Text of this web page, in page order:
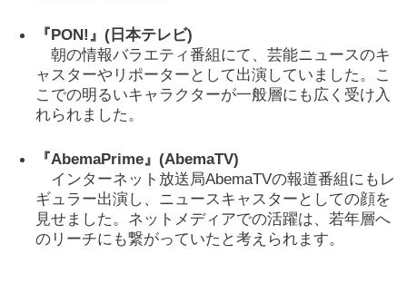
『PON!』( 日本テレビ)
朝の情報バラエティ番組にて、 芸能ニュースのキ
ャスターや リポーター として出演 してい ま した。 こ
こ での明るいキャラクターが一般層に も広 く 受け入
れられま した。
『AbemaPrime』(AbemaTV)
インターネット 放送局AbemaTVの報道番組に も レ
ギュラー出演 し、 ニュースキャスター としての顔を
見せま した。 ネット メディアでの活躍は、 若年層へ
の リーチに も繋がっていた と考え られます。